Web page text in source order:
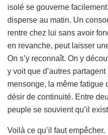
isolé se gouverne
disperse au matin. Un
rentre chez lui sans avoir
en revanche, peut laisser
On s’y reconnaît. On y
y voit que d’autres
mensonge, la même fatigue
désir de continuité. Entre
peuple se souvient qu’il
Voilà ce qu’il faut empêcher.